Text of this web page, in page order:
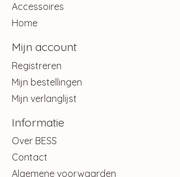
Accessoires
Home
Mijn account
Registreren
Mijn bestellingen
Mijn verlanglijst
Informatie
Over BESS
Contact
Algemene voorwaarden